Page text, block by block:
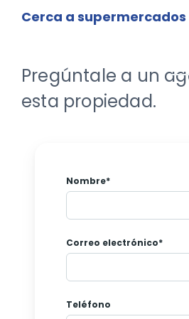
Cerca a supermercados
Pregúntale a un
esta propiedad.
Nombre*
Correo electrónico*
Teléfono